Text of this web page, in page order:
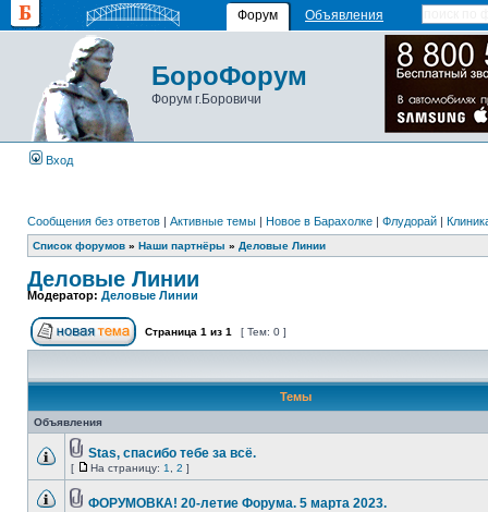
Форум Объявления
БороФорум
Форум г.Боровичи
Вход
Сообщения без ответов | Активные темы | Новое в Барахолке | Флудорай |
Список форумов » Наши партнёры » Деловые Линии
Деловые Линии
Модератор: Деловые Линии
Страница 1 из 1 [ Тем: 0 ]
Темы
Объявления
Stas, спасибо тебе за всё.
[ На страницу: 1 2 ]
ФОРУМОВКА! 20-летие Форума. 5 марта 2023.